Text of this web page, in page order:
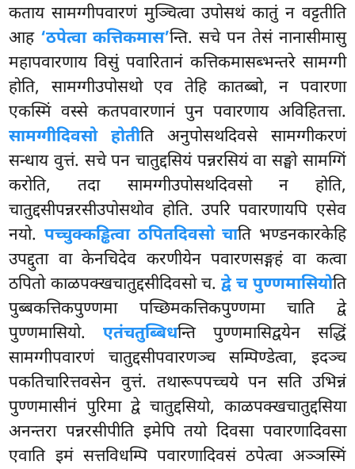
कताय सामग्गीपवारणं मुञ्चित्वा उपोसथं कातुं न वट्टतीति
आह ‘ठपेत्वा कत्तिकमास’न्ति. सचे पन तेसं नानासीमासु
महापवारणाय विसुं पवारितानं कत्तिकमासब्भन्तरे सामग्गी
होति, सामग्गीउपोसथो एव तेहि कातब्बो, न पवारणा
एकस्मिं वस्से कतपवारणानं पुन पवारणाय अविहितत्ता.
सामग्गीदिवसो होतीति अनुपोसथदिवसे सामग्गीकरणं
सन्धाय वुत्तं. सचे पन चातुद्दसियं पन्नरसियं वा सङ्घो सामग्गिं
करोति, तदा सामग्गीउपोसथदिवसो न होति,
चातुद्दसीपन्नरसीउपोसथोव होति. उपरि पवारणायपि एसेव
नयो. पच्चुक्कड्ढित्वा ठपितदिवसो चाति भण्डनकारकेहि
उपद्दुता वा केनचिदेव करणीयेन पवारणसङ्गहं वा कत्वा
ठपितो काळपक्खचातुद्दसीदिवसो च.द्वे च पुण्णमासियोति
पुब्बकत्तिकपुण्णमा पच्छिमकत्तिकपुण्णमा चाति द्वे
पुण्णमासियो.एतंचतुब्बिधन्ति पुण्णमासिद्वयेन सद्धिं
सामग्गीपवारणं चातुद्दसीपवारणञ्च सम्पिण्डेत्वा, इदञ्च
पकतिचारित्तवसेन वुत्तं. तथारूपपच्चये पन सति उभिन्नं
पुण्णमासीनं पुरिमा द्वे चातुद्दसियो, काळपक्खचातुद्दसिया
अनन्तरा पन्नरसीपीति इमेपि तयो दिवसा पवारणादिवसा
एवाति इमं सत्तविधम्पि पवारणादिवसं ठपेत्वा अञ्ञस्मिं